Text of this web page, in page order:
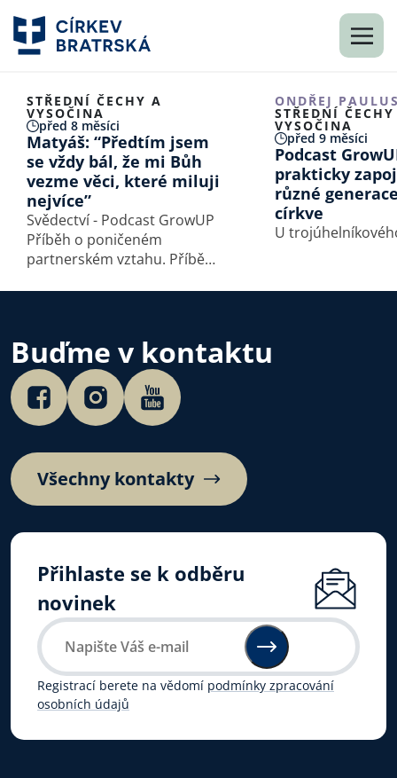
STŘEDNÍ ČECHY A
VYSOČINA
před 8 měsíci
Matyáš: “Předtím jsem
se vždy bál, že mi Bůh
vezme věci, které miluji
nejvíce”
Svědectví - Podcast GrowUP
Příběh o poničeném
partnerském vztahu. Příběh
lidi pocitů strachu
a beznaděje.
ONDŘEJ
STŘEDNÍ
VYSOČINA
před 9 měsíci
Podcast
prakticky
různé
církve
U
Buďme v kontaktu
Všechny kontakty
Přihlaste se k odběru
novinek
Registrací berete na vědomí podmínky zpracování
osobních údajů